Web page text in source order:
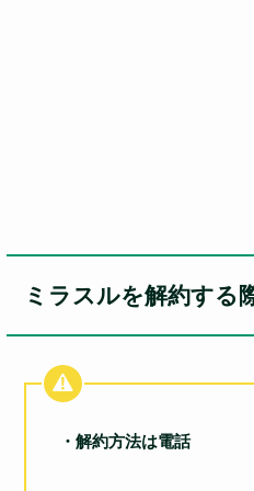
ミラスルを解約する
・解約方法は電話